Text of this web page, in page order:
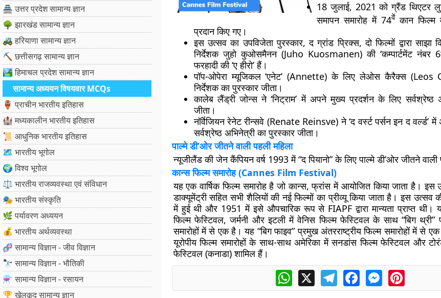
🏯 उत्तर प्रदेश सामान्य ज्ञान
🌳 झारखंड सामान्य ज्ञान
🚜 हरियाणा सामान्य ज्ञान
⛏️ छत्तीसगढ़ सामान्य ज्ञान
🏞️ हिमाचल प्रदेश सामान्य ज्ञान
सामान्य अध्ययन विषयवार MCQs
🏺 प्राचीन भारतीय इतिहास
🏰 मध्यकालीन भारतीय इतिहास
📜 आधुनिक भारतीय इतिहास
🗺️ भारतीय भूगोल
🌍 विश्व भूगोल
⚖️ भारतीय राजव्यवस्था एवं संविधान
🎭 भारतीय संस्कृति
🌿 पर्यावरण अध्ययन
💰 भारतीय अर्थव्यवस्था
🧬 सामान्य विज्ञान - जीव विज्ञान
🔭 सामान्य विज्ञान - भौतिकी
⚗️ सामान्य विज्ञान - रसायन
🏆 खेलकूद सामान्य ज्ञान
18 जुलाई, 2021 को ग्रैंड थिएटर
समापन समारोह में 74वेंकान फिल्म
प्रदान किए गए।
इस उत्सव का उपविजेता पुरस्कार, द ग्रांड प्रिक्स, दो फिल्मों द्वारा साझा
निर्देशक जुहो कुओसमैनन (Juho Kuosmanen) की ‘कम्पार्टमेंट नंबर
फरहादी की ‘ए हीरो’ हैं।
पॉप-ओपेरा म्यूजिकल ‘एनेट’ (Annette) के लिए लेओस कैरैक्स (Leos
निर्देशक का पुरस्कार जीता।
कालेब लैंड्री जोन्स ने ‘निट्राम’ में अपने मुख्य प्रदर्शन के लिए सर्वश्रेष्ठ
जीता।
नॉर्वेजियन रेनेट रीन्सवे (Renate Reinsve) ने ‘द वर्स्ट पर्सन इन द वर्ल्ड’
सर्वश्रेष्ठ अभिनेत्री का पुरस्कार जीता।
पाल्मे डी’ओर जीतने वाली पहली महिला
न्यूजीलैंड की जेन कैंपियन वर्ष 1993 में “द पियानो” के लिए पाल्मे डी’ओर जीतने वाली
कान्स फिल्म समारोह (Cannes Film Festival)
यह एक वार्षिक फिल्म समारोह है जो कान्स, फ्रांस में आयोजित किया जाता है। इस
डाक्यूमेंट्री सहित सभी शैलियों की नई फिल्मों का प्रीव्यू किया जाता है। इस उत्सव
में हुई थी और 1951 में इसे औपचारिक रूप से FIAPF द्वारा मान्यता प्राप्त थी।
फिल्म फेस्टिवल, जर्मनी और इटली में वेनिस फिल्म फेस्टिवल के साथ “बिग थ्री”
समारोहों में से एक है। यह “बिग फाइव” प्रमुख अंतरराष्ट्रीय फिल्म समारोहों में से
यूरोपीय फिल्म समारोहों के साथ-साथ अमेरिका में सनडांस फिल्म फेस्टिवल और
फेस्टिवल (कनाडा) शामिल हैं।
WhatsApp
X TelegramFacebookMessengerPinterest